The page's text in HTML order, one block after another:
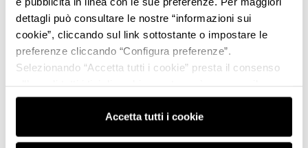
dettagli può consultare le nostre “informazioni sui
cookie”, cliccando sul link sottostante o impostare le
preferenze cliccando “Configura preferenze”.
Selezionando “Accetta tutti i cookie” presta il consenso
consenso cliccando su “Usa solo i cookie necessari” e
saranno attivati i soli cookie tecnici necessari al corretto
funzionamento del sito.
Accetta tutti i cookie